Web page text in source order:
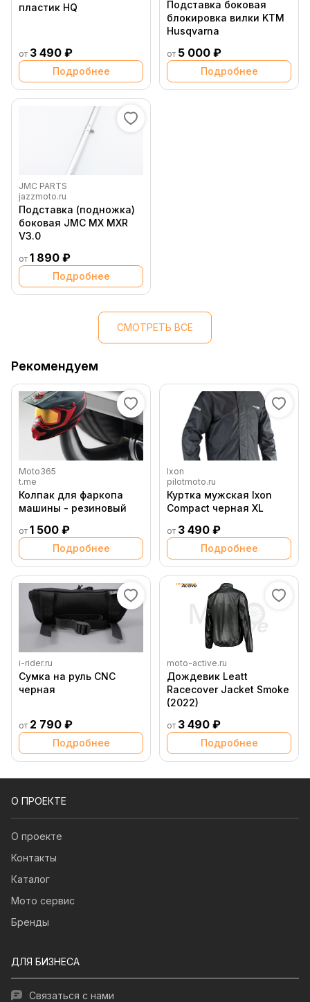
пластик HQ
от 3 490 ₽
Подробнее
Подставка боковая
блокировка вилки KTM
Husqvarna
от 5 000 ₽
Подробнее
JMC PARTS
jazzmoto.ru
Подставка (подножка)
боковая JMC MX MXR
V3.0
от 1 890 ₽
Подробнее
СМОТРЕТЬ ВСЕ
Рекомендуем
Moto365
t.me
Колпак для фаркопа
машины - резиновый
от 1 500 ₽
Подробнее
Ixon
pilotmoto.ru
Куртка мужская Ixon
Compact черная XL
от 3 490 ₽
Подробнее
i-rider.ru
Сумка на руль CNC
черная
от 2 790 ₽
Подробнее
moto-active.ru
Дождевик Leatt
Racecover Jacket Smoke
(2022)
от 3 490 ₽
Подробнее
О ПРОЕКТЕ
О проекте
Контакты
Каталог
Мото сервис
Бренды
ДЛЯ БИЗНЕСА
Связаться с нами